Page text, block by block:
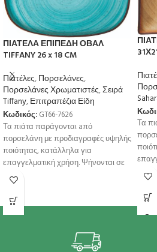
ΠΙΑΤΕΛΑ ΕΠΙΠΕΔΗ ΟΒΑΛ
TIFFANY 26 x 18 CM
Πιατέλες,Πορσελάνες,
Πορσελάνες Χρωματιστές,Σειρά
Tiffany,Επιτραπέζια Είδη
Κωδικός: GT66-7626
Τα πιάτα παράγονται aπό
πορσελάνη με προδιαγραφές υψηλής
ποιότητας, κατάλληλα για
επαγγελματική χρήση. Ψήνονται σε
υψηλή θερμοκρσία για μεγαλύτερη
αντοχή
Τα
αντοχή